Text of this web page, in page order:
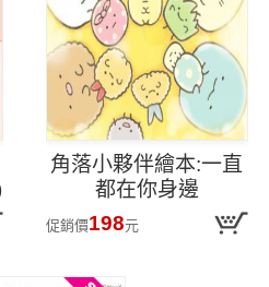
角落小夥伴繪本:一直
都在你身邊
促銷價198元